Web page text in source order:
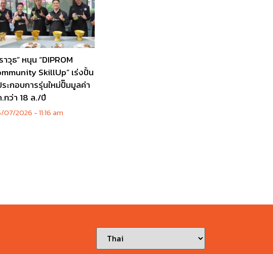
าวุธ” หนุน “DIPROM
SkillUp” เร่งปั้น
ะกอบการรุ่นใหม่ปั๊มมูลค่า
กว่า 18 ล./ปี
07/2026 11:16 am